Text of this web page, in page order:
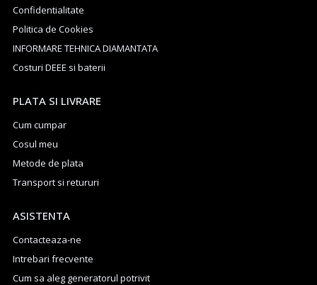
Confidentialitate
Politica de Cookies
INFORMARE TEHNICA DIAMANTATA
Costuri DEEE si baterii
PLATA SI LIVRARE
Cum cumpar
Cosul meu
Metode de plata
Transport si retururi
ASISTENTA
Contacteaza-ne
Intrebari frecvente
Cum sa aleg generatorul potrivit